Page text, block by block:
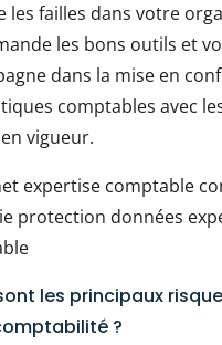
les failles dans votre
les bons outils et
dans la mise en
comptables avec
vigueur.
les principaux
?